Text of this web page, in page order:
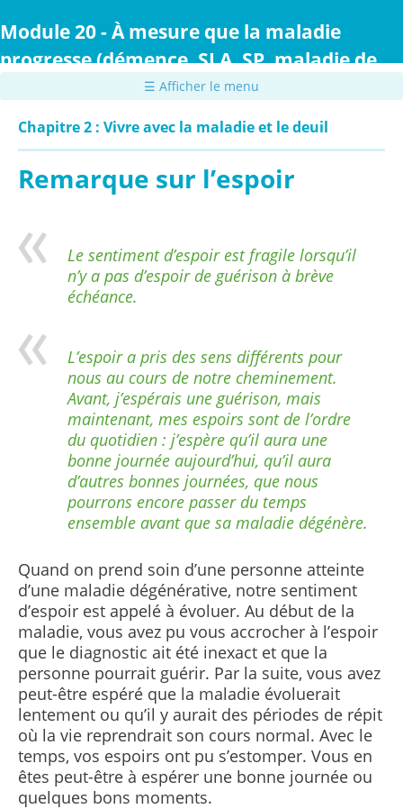
au
principal
Module 20 - À mesure que la maladie
progresse (démence, SLA, SP, maladie de
Parkinson ou maladie de Huntington)
☰ Afficher le menu
Chapitre 2 : Vivre avec la maladie et le deuil
Remarque sur l’espoir
Le sentiment d’espoir est fragile lorsqu’il
n’y a pas d’espoir de guérison à brève
échéance.
L’espoir a pris des sens différents pour
nous au cours de notre cheminement.
Avant, j’espérais une guérison, mais
maintenant, mes espoirs sont de l’ordre
du quotidien : j’espère qu’il aura une
bonne journée aujourd’hui, qu’il aura
d’autres bonnes journées, que nous
pourrons encore passer du temps
ensemble avant que sa maladie dégénère.
Quand on prend soin d’une personne atteinte
d’une maladie dégénérative, notre sentiment
d’espoir est appelé à évoluer. Au début de la
maladie, vous avez pu vous accrocher à l’espoir
que le diagnostic ait été inexact et que la
personne pourrait guérir. Par la suite, vous avez
peut-être espéré que la maladie évoluerait
lentement ou qu’il y aurait des périodes de répit
où la vie reprendrait son cours normal. Avec le
temps, vos espoirs ont pu s’estomper. Vous en
êtes peut-être à espérer une bonne journée ou
quelques bons moments.